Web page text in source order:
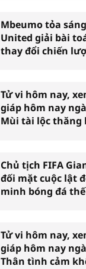
Mbeumo tỏa
United giải bài
thay đổi chiến
Tử vi hôm nay,
giáp hôm nay
Mùi tài lộc thăng
Chủ tịch FIFA
đối mặt cuộc lật
minh bóng đá
Tử vi hôm nay,
giáp hôm nay
Thân tình cảm